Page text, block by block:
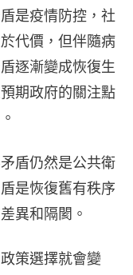
是疫情防控，社
代價，但伴隨病
逐漸變成恢復生
期政府的關注點
盾仍然是公共衛
是恢復舊有秩序
異和隔閡。
策選擇就會變